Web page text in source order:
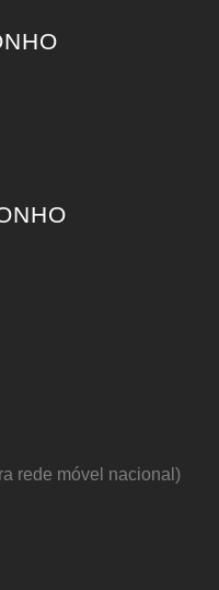
rede móvel nacional)